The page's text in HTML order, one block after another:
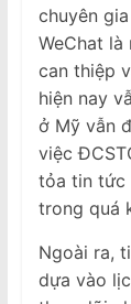
chuyên
WeChat
can thiệp
hiện nay
ở Mỹ vẫn
việc
tỏa tin tức
trong quá
Ngoài ra,
dựa vào